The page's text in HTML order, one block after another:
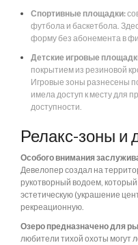
Спортивные площадки:
футбола и баскетбола.
форму без абонемента в
Детские игровые
покрытием из резиновой
Игровые зоны разнесены
имела доступ к месту для
доступности.
Релакс-зоны и
Особого внимания
Девелопер создал на
рукотворный водоем,
эстетическую (украшение
рекреационную.
Озеро предназначено для
любители тихой охоты могут